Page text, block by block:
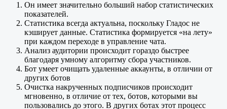
Он имеет значительно больший набор статистических
показателей.
Статистика всегда актуальна, поскольку Гладос не
кэширует данные. Статистика формируется «на лету»
при каждом переходе в управление чата.
Анализ аудитории происходит гораздо быстрее
благодаря умному алгоритму сбора участников.
Бот умеет очищать удаленные аккаунты, в отличии от
других ботов
Очистка накрученных подписчиков происходит
мгновенно, в отличие от тех, ботов, которыми вы
пользовались до этого. В других ботах этот процесс